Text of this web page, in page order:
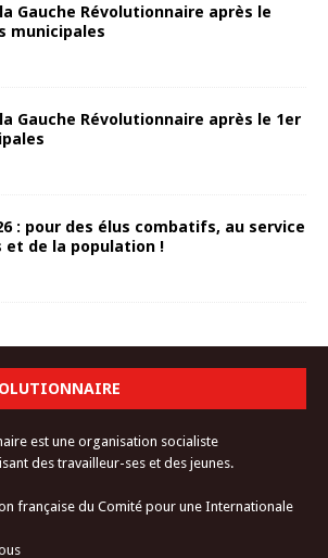
Gauche Révolutionnaire après le
municipales
Gauche Révolutionnaire après le 1er
: pour des élus combatifs, au service
et de la population !
est une organisation socialiste
des travailleur-ses et des jeunes.
française du Comité pour une Internationale